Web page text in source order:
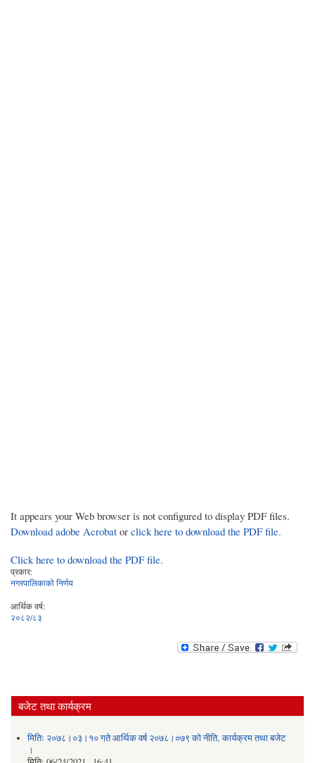
It appears your Web browser is not configured to display PDF files.
Download adobe Acrobat or click here to download the PDF file.
Click here to download the PDF file.
प्रकार:
नगरपालिकाको निर्णय
आर्थिक वर्ष:
२०८२/८३
बजेट तथा कार्यक्रम
मितिः २०७८।०३।१० गते आर्थिक वर्ष २०७८।०७९ को नीति‚ कार्यक्रम तथा बजेट
।